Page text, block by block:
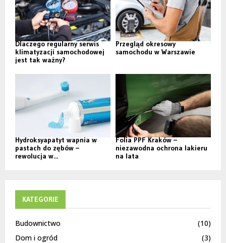
Dlaczego regularny serwis
klimatyzacji samochodowej
jest tak ważny?
Przegląd okresowy
samochodu w Warszawie
Hydroksyapatyt wapnia w
pastach do zębów –
rewolucja w...
Folia PPF Kraków –
niezawodna ochrona lakieru
na lata
KATEGORIE
Budownictwo
(10)
Dom i ogród
(3)